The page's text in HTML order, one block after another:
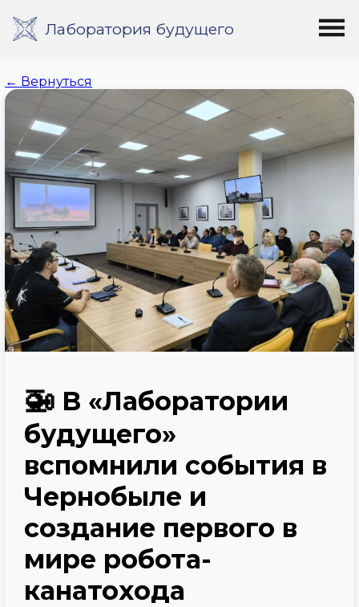
Лаборатория будущего
← Вернуться
🚁 В «Лаборатории
будущего»
вспомнили события в
Чернобыле и
создание первого в
мире робота-
канатохода